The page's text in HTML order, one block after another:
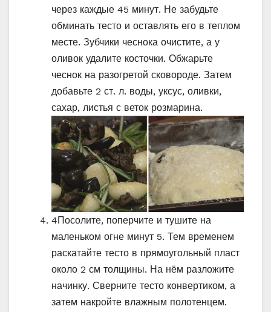
через каждые 45 минут. Не забудьте
обминать тесто и оставлять его в теплом
месте. Зубчики чеснока очистите, а у
оливок удалите косточки. Обжарьте
чеснок на разогретой сковороде. Затем
добавьте 2 ст. л. воды, уксус, оливки,
сахар, листья с веток розмарина.
4Посолите, поперчите и тушите на
маленьком огне минут 5. Тем временем
раскатайте тесто в прямоугольный пласт
около 2 см толщины. На нём разложите
начинку. Сверните тесто конвертиком, а
затем накройте влажным полотенцем.